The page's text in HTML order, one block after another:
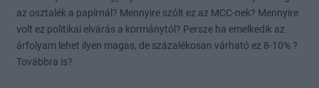
az osztalék a papírnál? Mennyire szólt ez az MCC-nek? Mennyire
volt ez politikai elvárás a kormánytól? Persze ha emelkedik az
árfolyam lehet ilyen magas, de százalékosan várható ez 8-10% ?
Továbbra is?